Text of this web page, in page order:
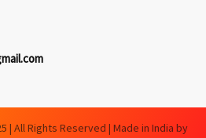
| All Rights Reserved | Made in India by